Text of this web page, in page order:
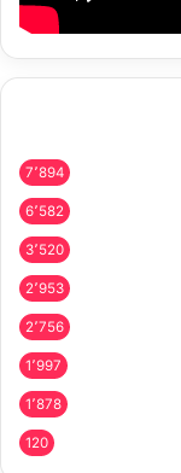
7٬894
6٬582
3٬520
2٬953
2٬756
1٬997
1٬878
120